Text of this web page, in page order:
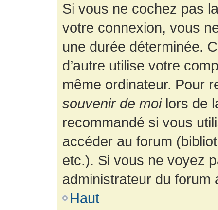
Si vous ne cochez pas
votre connexion, vous
une durée déterminée.
d’autre utilise votre
même ordinateur. Pour
souvenir de moilors de
recommandé si vous
accéder au forum
etc.). Si vous ne voyez
administrateur du forum
Haut